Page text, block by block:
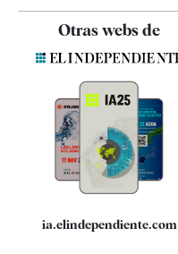
Contacto
Quiénes somos
Especificaciones
Otras webs de
ia.elindependiente.com